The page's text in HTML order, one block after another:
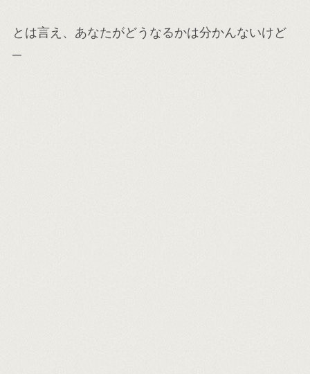
とは言え、あなたがどうなるかは分かんないけど
─